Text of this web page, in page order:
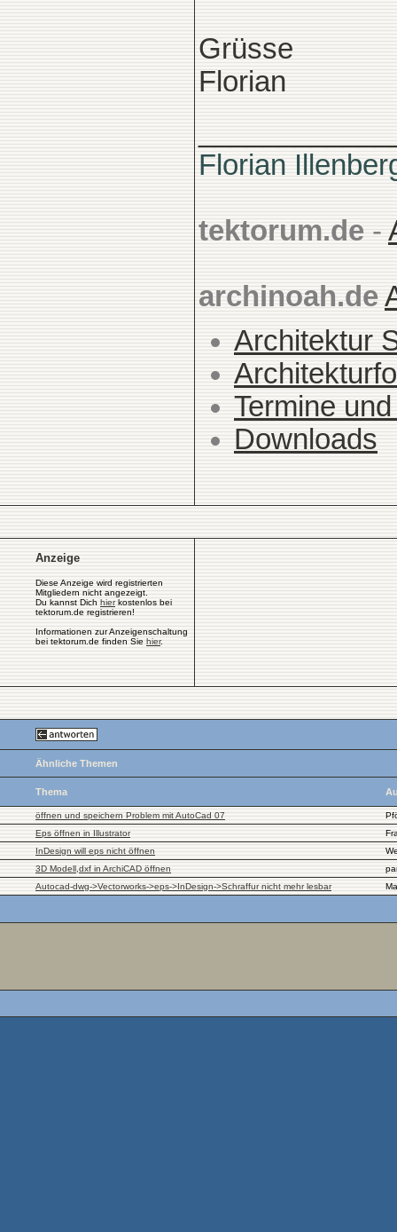
Grüsse
Florian
Florian
tektorum.de -
archinoah.de
Architektur
Termine
Downloads
Anzeige
Diese Anzeige wird registrierten
Mitgliedern nicht angezeigt.
Du kannst Dich hierkostenlos bei
tektorum.de registrieren!
Informationen zur Anzeigenschaltung
bei tektorum.de finden Sie hier.
Ähnliche Themen
Thema
öffnen und speichern Problem mit AutoCad 07
Eps öffnen in Illustrator
InDesign will eps nicht öffnen
3D Modell,dxf in ArchiCAD öffnen
Autocad-dwg->Vectorworks->eps->InDesign->Schraffur nicht mehr lesbar